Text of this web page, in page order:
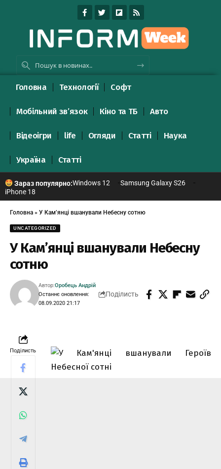
Головна Технології Софт
Мобільний зв’язок Кіно та ТБ Авто
Відеоігри life Огляди Статті Наука
Україна Статті
Зараз популярно:Windows 12
Samsung Galaxy S26
iPhone 18
Головна » У Кам’янці вшанували Небесну сотню
UNCATEGORIZED
У Кам’янці вшанували Небесну
сотню
Останнє оновлення:
08.09.2020 21:17
Автор:Оробець Андрій
Поділисть
Поділисть